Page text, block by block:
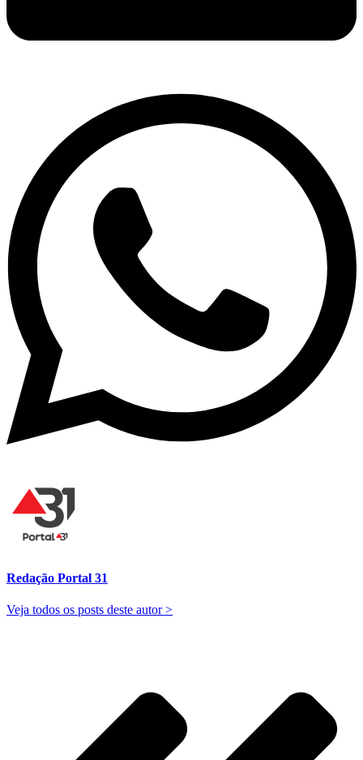
Redação Portal 31
Veja todos os posts deste autor >